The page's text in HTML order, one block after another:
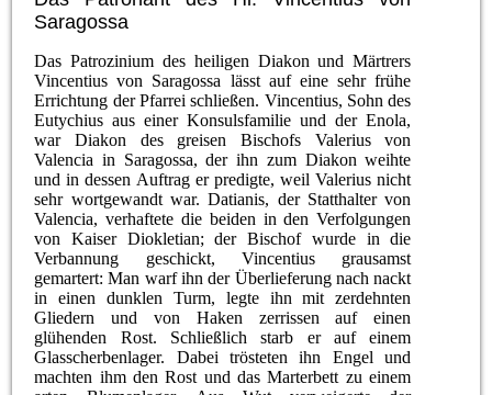
Saragossa
Das Patrozinium des heiligen Diakon und Märtrers
Vincentius von Saragossa lässt auf eine sehr frühe
Errichtung der Pfarrei schließen. Vincentius, Sohn des
Eutychius aus einer Konsulsfamilie und der Enola,
war Diakon des greisen Bischofs Valerius von
Valencia in Saragossa, der ihn zum Diakon weihte
und in dessen Auftrag er predigte, weil Valerius nicht
sehr wortgewandt war. Datianis, der Statthalter von
Valencia, verhaftete die beiden in den Verfolgungen
von Kaiser Diokletian; der Bischof wurde in die
Verbannung geschickt, Vincentius grausamst
gemartert: Man warf ihn der Überlieferung nach nackt
in einen dunklen Turm, legte ihn mit zerdehnten
Gliedern und von Haken zerrissen auf einen
glühenden Rost. Schließlich starb er auf einem
Glasscherbenlager. Dabei trösteten ihn Engel und
machten ihm den Rost und das Marterbett zu einem